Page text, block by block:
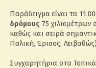
Παράδειγμα είναι τα
δρόμους 75 χιλιομέτρων
καθώς και σειρά
Παλική, Έρισος,
Συγχαρητήρια στα